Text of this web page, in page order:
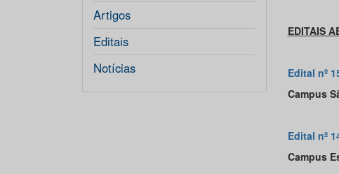
Artigos
Editais
Notícias
EDITAIS
Edital nº
Campus
Edital nº
Campus